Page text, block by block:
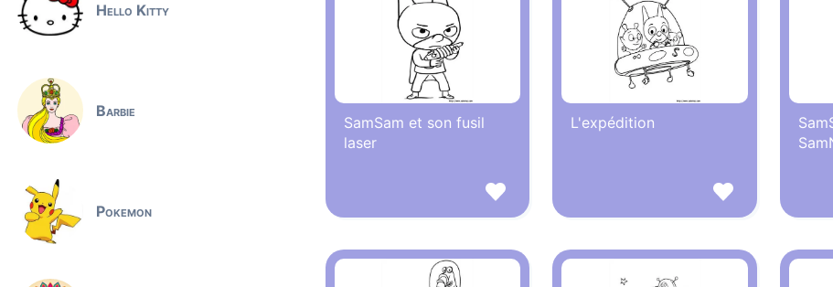
Hello Kitty
Barbie
Pokemon
SamSam et son fusil
laser
L'expédition